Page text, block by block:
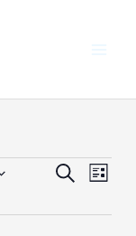
Navegación
búsqueda
BUSCAR
vistas
LISTA